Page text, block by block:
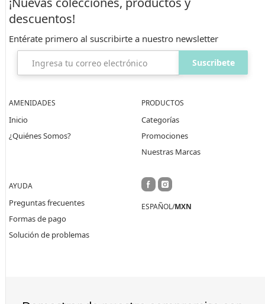
descuentos!
Entérate primero al suscribirte a nuestro newsletter
Suscribete
AMENIDADES
Inicio
¿Quiénes Somos?
PRODUCTOS
Categorías
Promociones
Nuestras Marcas
AYUDA
Preguntas frecuentes
Formas de pago
Solución de problemas
ESPAÑOL/MXN